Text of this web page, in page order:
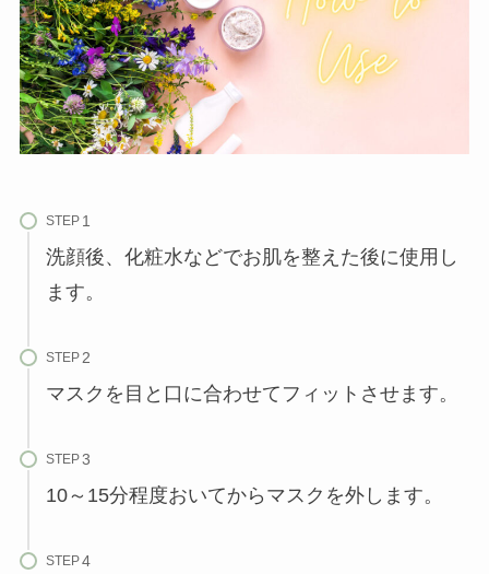
STEP
洗顔後、化粧水などでお肌を整えた後に使用し
ます。
STEP
マスクを目と口に合わせてフィットさせます。
STEP
10～15分程度おいてからマスクを外します。
STEP